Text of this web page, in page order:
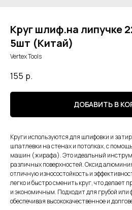
Круг шлиф.на липучке
5шт (Китай)
Vertex Tools
155 р.
ДОБАВИТЬ В
Круги используются для шлифовки и
шпатлевки на стенах и потолках, с
машин (жирафа). Это идеальный
различных поверхностей. Оксид
отличную износостойкость и
легко и быстро сменить круг, что делает
и экономичным. Подходит для грубой или
обеспечивая высококачественное и